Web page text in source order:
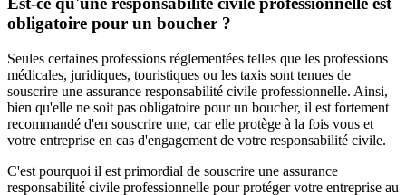
obligatoire pour un boucher ?
Seules certaines professions réglementées telles que les professions
médicales, juridiques, touristiques ou les taxis sont tenues de
souscrire une assurance responsabilité civile professionnelle. Ainsi,
bien qu'elle ne soit pas obligatoire pour un boucher, il est fortement
recommandé d'en souscrire une, car elle protège à la fois vous et
votre entreprise en cas d'engagement de votre responsabilité civile.
C'est pourquoi il est primordial de souscrire une assurance
responsabilité civile professionnelle pour protéger votre entreprise au